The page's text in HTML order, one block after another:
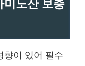
미노산 보충
향이 있어 필수